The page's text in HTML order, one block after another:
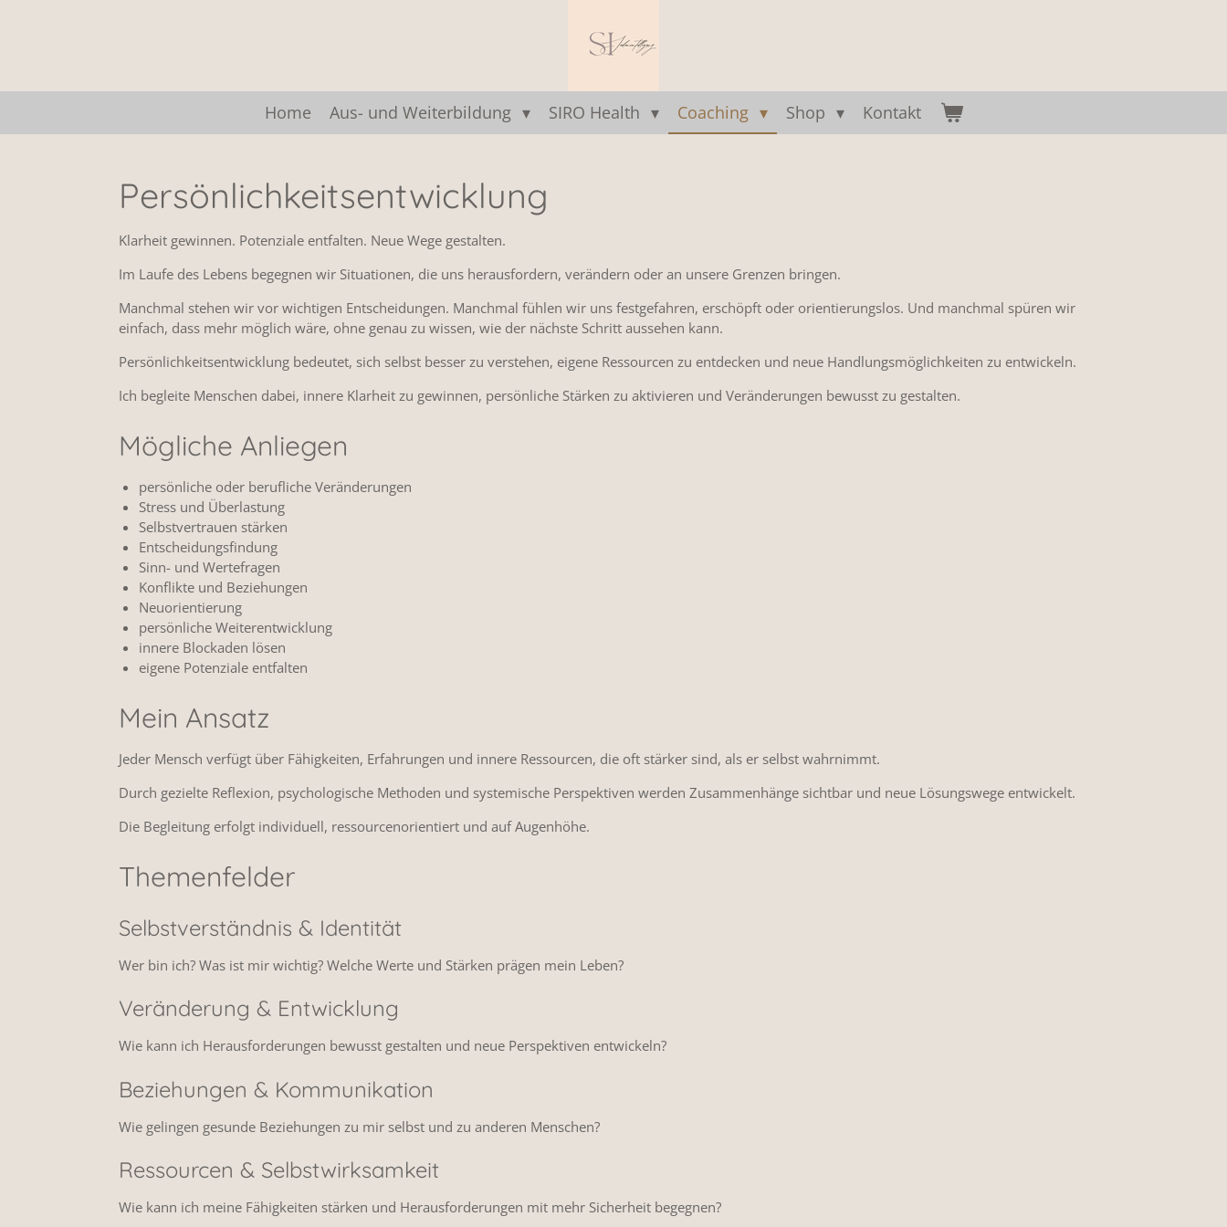
Home Aus- und Weiterbildung SIRO Health Coaching Shop Kontakt
Persönlichkeitsentwicklung
Klarheit gewinnen. Potenziale entfalten. Neue Wege gestalten.
Im Laufe des Lebens begegnen wir Situationen, die uns herausfordern, verändern oder an unsere Grenzen bringen.
Manchmal stehen wir vor wichtigen Entscheidungen. Manchmal fühlen wir uns festgefahren, erschöpft oder orientierungslos. Und manchmal spüren wir
einfach, dass mehr möglich wäre, ohne genau zu wissen, wie der nächste Schritt aussehen kann.
Persönlichkeitsentwicklung bedeutet, sich selbst besser zu verstehen, eigene Ressourcen zu entdecken und neue Handlungsmöglichkeiten zu entwickeln.
Ich begleite Menschen dabei, innere Klarheit zu gewinnen, persönliche Stärken zu aktivieren und Veränderungen bewusst zu gestalten.
Mögliche Anliegen
persönliche oder berufliche Veränderungen
Stress und Überlastung
Selbstvertrauen stärken
Entscheidungsfindung
Sinn- und Wertefragen
Konflikte und Beziehungen
Neuorientierung
persönliche Weiterentwicklung
innere Blockaden lösen
eigene Potenziale entfalten
Mein Ansatz
Jeder Mensch verfügt über Fähigkeiten, Erfahrungen und innere Ressourcen, die oft stärker sind, als er selbst wahrnimmt.
Durch gezielte Reflexion, psychologische Methoden und systemische Perspektiven werden Zusammenhänge sichtbar und neue Lösungswege entwickelt.
Die Begleitung erfolgt individuell, ressourcenorientiert und auf Augenhöhe.
Themenfelder
Selbstverständnis & Identität
Wer bin ich? Was ist mir wichtig? Welche Werte und Stärken prägen mein Leben?
Veränderung & Entwicklung
Wie kann ich Herausforderungen bewusst gestalten und neue Perspektiven entwickeln?
Beziehungen & Kommunikation
Wie gelingen gesunde Beziehungen zu mir selbst und zu anderen Menschen?
Ressourcen & Selbstwirksamkeit
Wie kann ich meine Fähigkeiten stärken und Herausforderungen mit mehr Sicherheit begegnen?